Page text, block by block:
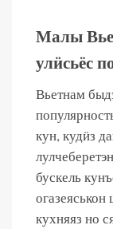
Малы
улӥсьёс
Вьетнам
кун, кудӥз
бускель
огазеяськон
кухняяз но